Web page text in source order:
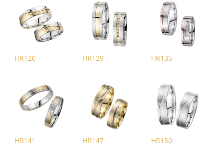
HR120 HR129 HR135
HR141 HR147 HR150